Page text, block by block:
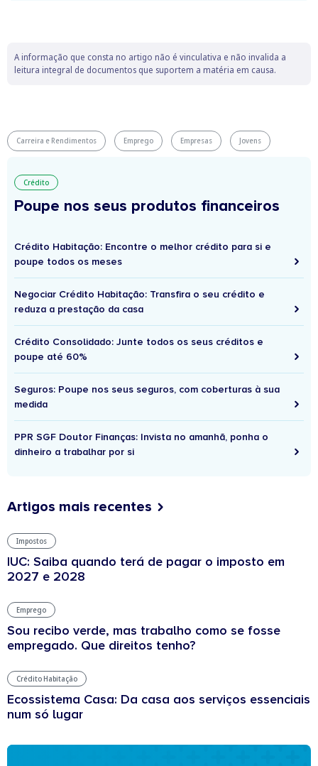
A informação que consta no artigo não é vinculativa e não invalida a
leitura integral de documentos que suportem a matéria em causa.
Carreira e Rendimentos Emprego Empresas Jovens
Crédito
Poupe nos seus produtos financeiros
Crédito Habitação: Encontre o melhor crédito para si e
poupe todos os meses
Negociar Crédito Habitação: Transfira o seu crédito e
reduza a prestação da casa
Crédito Consolidado: Junte todos os seus créditos e
poupe até 60%
Seguros: Poupe nos seus seguros, com coberturas à sua
medida
PPR SGF Doutor Finanças: Invista no amanhã, ponha o
dinheiro a trabalhar por si
Artigos mais recentes
Impostos
IUC: Saiba quando terá de pagar o imposto em
2027 e 2028
Emprego
Sou recibo verde, mas trabalho como se fosse
empregado. Que direitos tenho?
Crédito Habitação
Ecossistema Casa: Da casa aos serviços essenciais
num só lugar